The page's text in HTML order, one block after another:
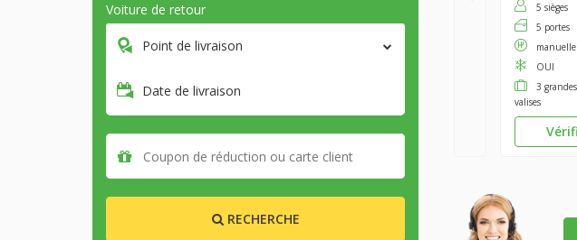
Voiture de retour
Point de livraison
Date de livraison
RECHERCHE
5 sièges
5 portes
manuelle
OUI
3
valises